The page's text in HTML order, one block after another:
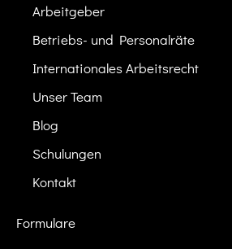
Arbeitgeber
Betriebs- und Personalräte
Internationales Arbeitsrecht
Unser Team
Blog
Schulungen
Kontakt
Formulare